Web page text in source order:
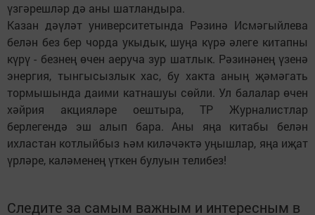
үзгәрешләр дә аны шатландыра.
Казан дәүләт университетында Рәзинә Исмәгыйлева
белән без бер чорда укыдык, шуңа күрә әлеге китапны
күрү - безнең өчен аеруча зур шатлык. Рәзинәнең үзенә
энергия, тынгысызлык хас, бу хакта аның җәмәгать
тормышында даими катнашуы сөйли. Ул балалар өчен
хәйрия акцияләре оештыра, ТР Журналистлар
берлегендә эш алып бара. Аны яңа китабы белән
ихластан котлыйбыз һәм киләчәктә уңышлар, яңа иҗат
үрләре, каләменең үткен булуын телибез!
Следите за самым важным и интересным в